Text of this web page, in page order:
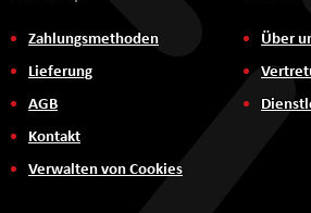
Zahlungsmethoden
Lieferung
AGB
Kontakt
Verwalten von Cookies
Über